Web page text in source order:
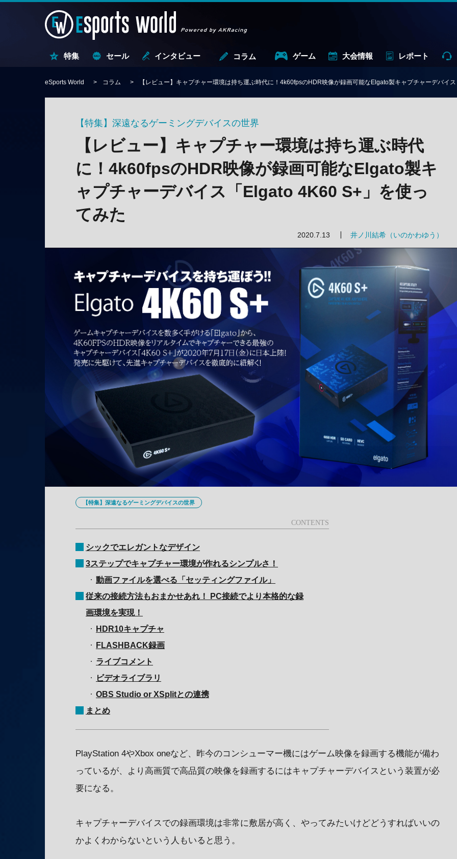
特集 セール インタビュー コラム ゲーム 大会情報 レポート
eSports World コラム 【レビュー】キャプチャー環境は持ち運ぶ時代に！4k60fpsのHDR映像が録画可能なElgato製キャプチャーデバイ
【特集】深遠なるゲーミングデバイスの世界
【レビュー】キャプチャー環境は持ち運ぶ時代
に！4k60fpsのHDR映像が録画可能なElgato製キ
ャプチャーデバイス「Elgato 4K60 S+」を使っ
てみた
2020.7.13 井ノ川結希（いのかわゆう）
【特集】深遠なるゲーミングデバイスの世界
シックでエレガントなデザイン
3ステップでキャプチャー環境が作れるシンプルさ！
動画ファイルを選べる「セッティングファイル」
従来の接続方法もおまかせあれ！ PC接続でより本格的な録
画環境を実現！
HDR10キャプチャ
FLASHBACK録画
ライブコメント
ビデオライブラリ
OBS Studio or XSplitとの連携
まとめ
PlayStation 4やXbox oneなど、昨今のコンシューマー機にはゲーム映像を録画する機能が備わ
っているが、より高画質で高品質の映像を録画するにはキャプチャーデバイスという装置が必
要になる。
キャプチャーデバイスでの録画環境は非常に敷居が高く、やってみたいけどどうすればいいの
かよくわからないという人もいると思う。